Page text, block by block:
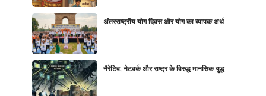
अंतरराष्ट्रीय योग दिवस और योग का व्यापक अर्थ
नैरेटिव, नेटवर्क और राष्ट्र के विरुद्ध मानसिक युद्ध